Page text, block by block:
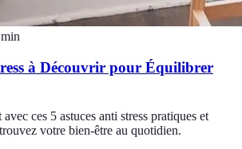
min
à Découvrir pour Équilibrer
ces 5 astuces anti stress pratiques et
votre bien-être au quotidien.